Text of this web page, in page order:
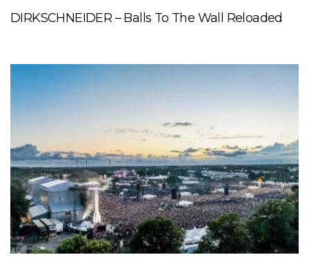
DIRKSCHNEIDER – Balls To The Wall Reloaded